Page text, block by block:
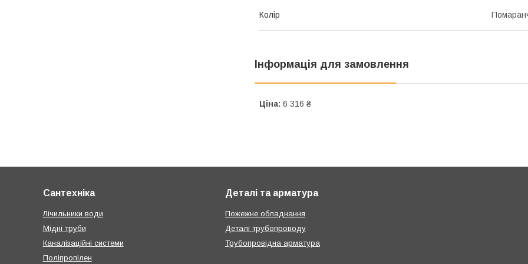
Колір
Інформація для замовлення
Ціна: 6 316 ₴
Сантехніка
Лічильники води
Мідні труби
Каналізаційні системи
Поліпропілен
Деталі та арматура
Пожежне обладнання
Деталі трубопроводу
Трубопровідна арматура